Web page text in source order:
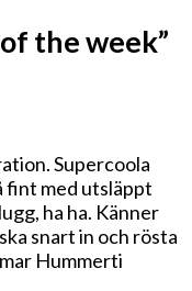
the week”
Supercoola
fint med utsläppt
ha ha. Känner
snart in och rösta
Hummerti